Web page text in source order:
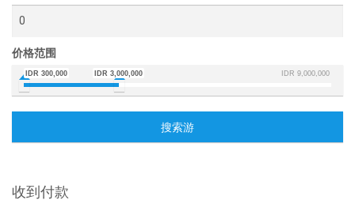
价格范围
IDR 9,000,000
IDR 300,000 IDR 3,000,000
搜索游
收到付款